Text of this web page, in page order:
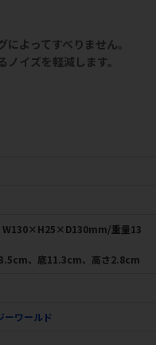
よってすべりません。
イズを軽減します。
W130×H25×D130mm/重量13
、底11.3cm、高さ2.8cm
ーワールド